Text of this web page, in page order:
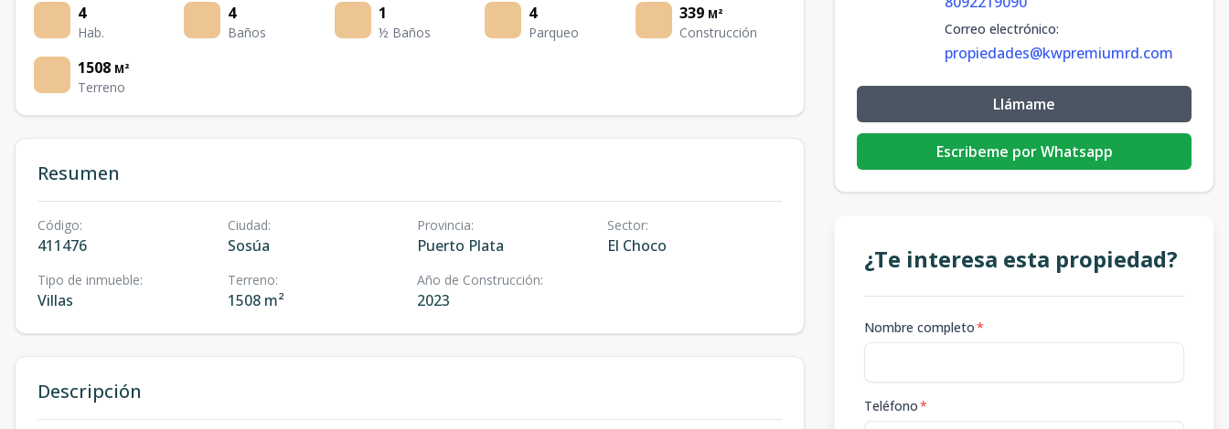
4
Hab.
4
Baños
1
½ Baños
4
Parqueo
339 M²
Construcción
1508 M²
Terreno
Resumen
Código:
411476
Ciudad:
Sosúa
Provincia:
Puerto Plata
Sector:
El Choco
Tipo de inmueble:
Villas
Terreno:
1508 m²
Año de Construcción:
2023
Descripción
Correo electrónico:
propiedades@kwpremiumrd.com
Llámame
Escribeme por Whatsapp
¿Te interesa esta propiedad?
Nombre completo*
Teléfono*